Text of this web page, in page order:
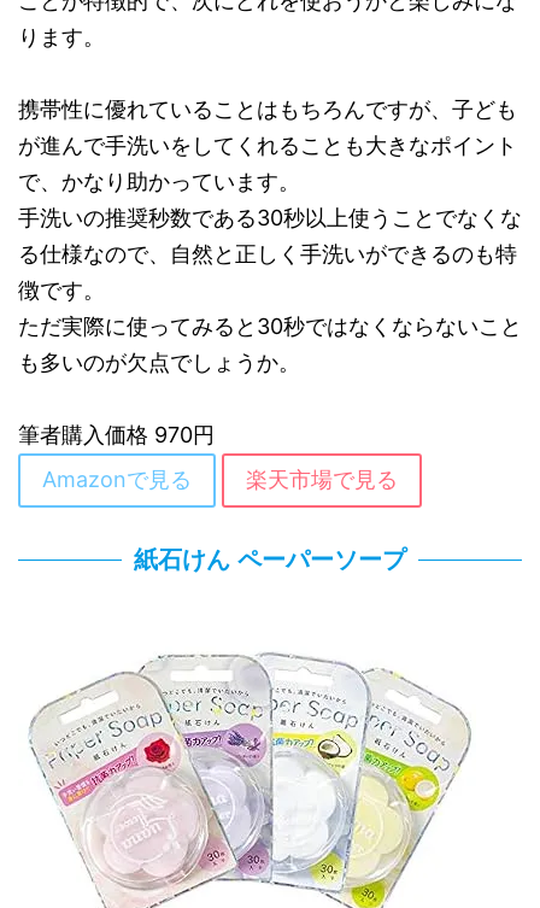
ります。
携帯性に優れていることはもちろんですが、子ども
が進んで手洗いをしてくれることも大きなポイント
で、かなり助かっています。
手洗いの推奨秒数である30秒以上使うことでなくな
る仕様なので、自然と正しく手洗いができるのも特
徴です。
ただ実際に使ってみると30秒ではなくならないこと
も多いのが欠点でしょうか。
筆者購入価格 970円
Amazonで見る
楽天市場で見る
紙石けん ペーパーソープ